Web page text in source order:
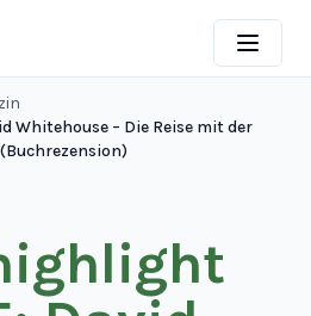
Whitehouse – Die Reise mit der